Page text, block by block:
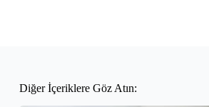
Diğer İçeriklere Göz Atın: